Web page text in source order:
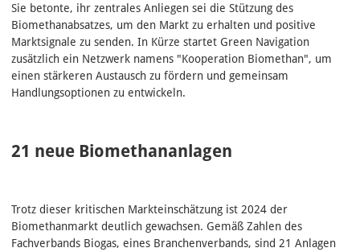
Sie betonte, ihr zentrales Anliegen sei die Stützung des
Biomethanabsatzes, um den Markt zu erhalten und positive
Marktsignale zu senden. In Kürze startet Green Navigation
zusätzlich ein Netzwerk namens "Kooperation Biomethan", um
einen stärkeren Austausch zu fördern und gemeinsam
Handlungsoptionen zu entwickeln.
21 neue Biomethananlagen
Trotz dieser kritischen Markteinschätzung ist 2024 der
Biomethanmarkt deutlich gewachsen. Gemäß Zahlen des
Fachverbands Biogas, eines Branchenverbands, sind 21 Anlagen